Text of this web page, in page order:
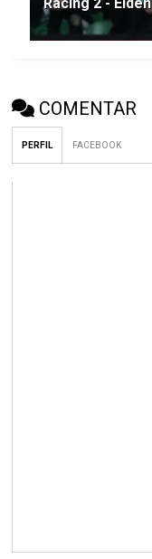
COMENTAR
PERFIL FACEBOOK